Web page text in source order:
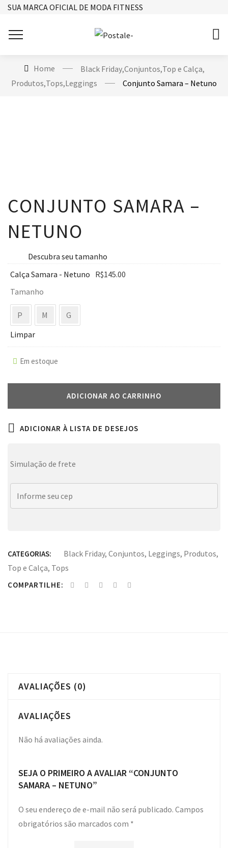
SUA MARCA OFICIAL DE MODA FITNESS
Home Black Friday,Conjuntos,Top e Calça,
Produtos,Tops,Leggings Conjunto Samara – Netuno
CONJUNTO SAMARA –
NETUNO
Descubra seu tamanho
Calça Samara - Netuno R$145.00
Tamanho
P M
G
Limpar
Em estoque
ADICIONAR AO CARRINHO
ADICIONAR À LISTA DE DESEJOS
Simulação de frete
CATEGORIAS: Black Friday, Conjuntos, Leggings, Produtos,
Top e Calça, Tops
COMPARTILHE:
AVALIAÇÕES (0)
AVALIAÇÕES
Não há avaliações ainda.
SEJA O PRIMEIRO A AVALIAR “CONJUNTO
SAMARA – NETUNO”
O seu endereço de e-mail não será publicado. Campos
obrigatórios são marcados com *